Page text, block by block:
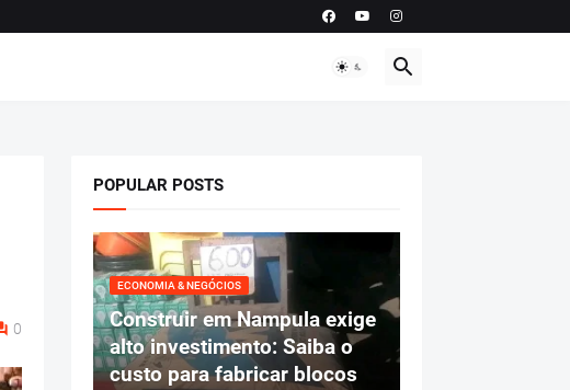
0
POPULAR POSTS
ECONOMIA & NEGÓCIOS
Construir em Nampula exige
alto investimento: Saiba o
custo para fabricar blocos